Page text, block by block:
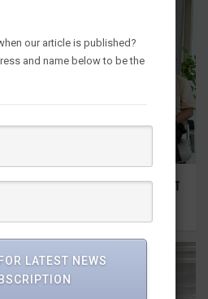
बीएलओ, करेंगे नोटिसों का निस्तारण
our article is published?
and name below to be the
LATEST NEWS